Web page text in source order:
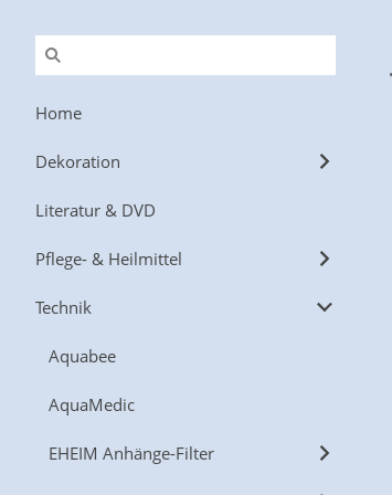
Home
Dekoration
Literatur & DVD
Pflege- & Heilmittel
Technik
Aquabee
AquaMedic
EHEIM Anhänge-Filter